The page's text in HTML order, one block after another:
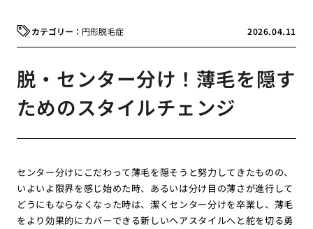
2026.04.11
円形脱毛症
脱・センター分け！薄毛を隠す
ためのスタイルチェンジ
センター分けにこだわって薄毛を隠そうと努力してきたものの、
いよいよ限界を感じ始めた時、あるいは分け目の薄さが進行して
どうにもならなくなった時は、潔くセンター分けを卒業し、薄毛
をより効果的にカバーできる新しいヘアスタイルへと舵を切る勇